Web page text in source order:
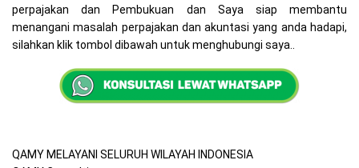
perpajakan dan Pembukuan dan Saya siap membantu
menangani masalah perpajakan dan akuntasi yang anda hadapi,
silahkan klik tombol dibawah untuk menghubungi saya..
QAMY MELAYANI SELURUH WILAYAH INDONESIA